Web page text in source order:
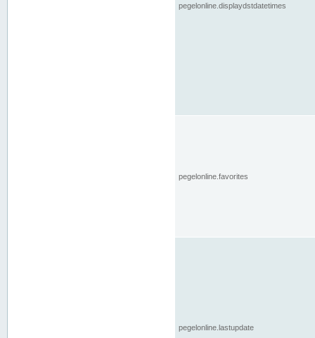
pegelonline.displaydstdatetimes
pegelonline.favorites
pegelonline.lastupdate